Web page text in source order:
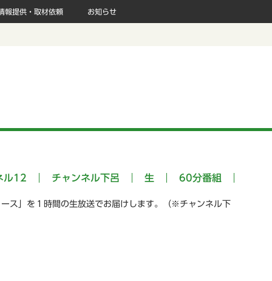
報提供・取材依頼 お知らせ
ル12 チャンネル下呂 生 60分番組
ス」を１時間の生放送でお届けします。（※チャンネル下